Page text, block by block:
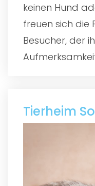
keinen Hund
freuen sich die
Besucher, der
Tierheim